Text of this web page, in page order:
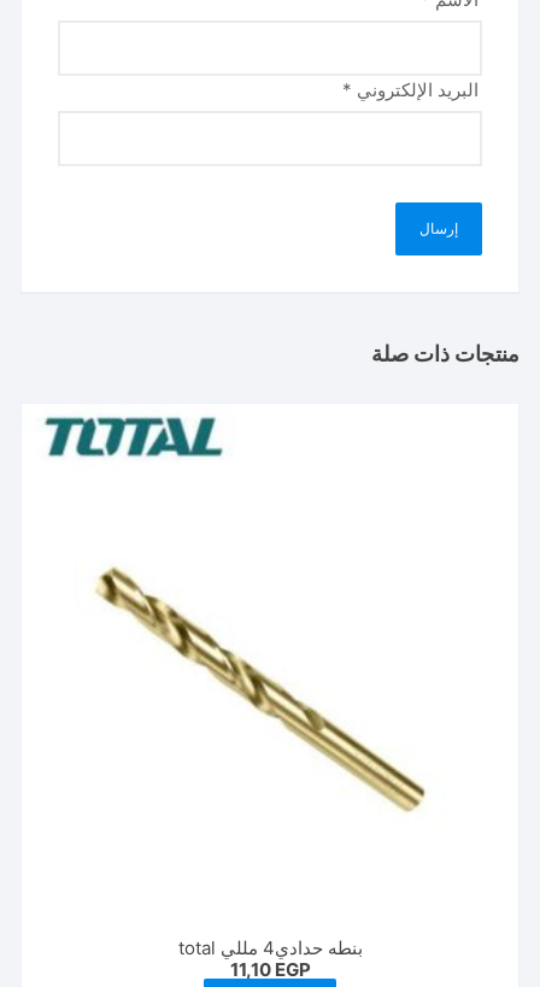
البريد الإلكتروني *
منتجات ذات صلة
بنطه حدادي4 مللي total
11,10 EGP